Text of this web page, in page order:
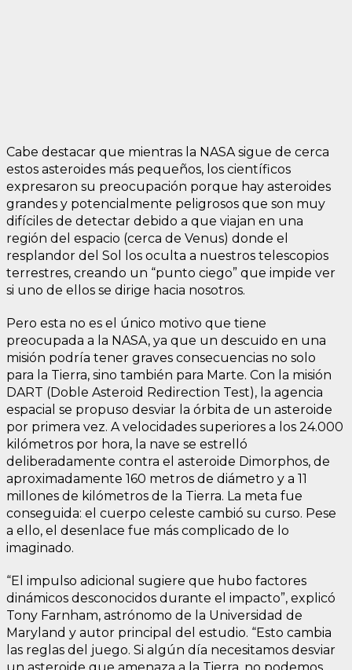
Cabe destacar que mientras la NASA sigue de cerca
estos asteroides más pequeños, los científicos
expresaron su preocupación porque hay asteroides
grandes y potencialmente peligrosos que son muy
difíciles de detectar debido a que viajan en una
región del espacio (cerca de Venus) donde el
resplandor del Sol los oculta a nuestros telescopios
terrestres, creando un “punto ciego” que impide ver
si uno de ellos se dirige hacia nosotros.
Pero esta no es el único motivo que tiene
preocupada a la NASA, ya que un descuido en una
misión podría tener graves consecuencias no solo
para la Tierra, sino también para Marte. Con la misión
DART (Doble Asteroid Redirection Test), la agencia
espacial se propuso desviar la órbita de un asteroide
por primera vez. A velocidades superiores a los 24.000
kilómetros por hora, la nave se estrelló
deliberadamente contra el asteroide Dimorphos, de
aproximadamente 160 metros de diámetro y a 11
millones de kilómetros de la Tierra. La meta fue
conseguida: el cuerpo celeste cambió su curso. Pese
a ello, el desenlace fue más complicado de lo
imaginado.
“El impulso adicional sugiere que hubo factores
dinámicos desconocidos durante el impacto”, explicó
Tony Farnham, astrónomo de la Universidad de
Maryland y autor principal del estudio. “Esto cambia
las reglas del juego. Si algún día necesitamos desviar
un asteroide que amenaza a la Tierra, no podemos